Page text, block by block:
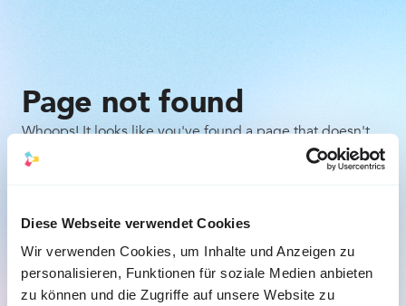
Diese Webseite verwendet Cookies
Wir verwenden Cookies, um Inhalte und Anzeigen zu
personalisieren, Funktionen für soziale Medien anbieten
zu können und die Zugriffe auf unsere Website zu
Page not found
Whoops! It looks like you've found a page that doesn't
exist. Don't worry, it happens to the best of us. Here are
Check the URL for any typos or mistakes.
Go back to the previous page and try to navigate
to the desired content from there.